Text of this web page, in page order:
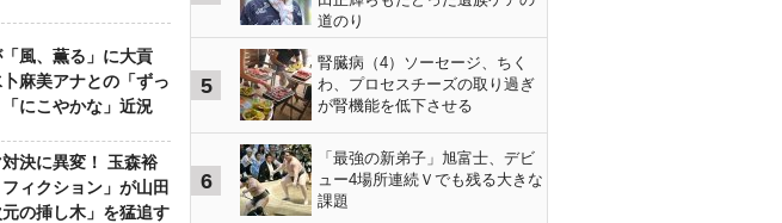
風、薫る」に大貢
麻美アナとの「ずっ
にこやかな」近況
対決に異変！ 玉森裕
ィクション」が山田
の挿し木」を猛追す
道のり
5
腎臓病（4）ソーセージ、ちく
わ、プロセスチーズの取り過ぎ
が腎機能を低下させる
6
「最強の新弟子」旭富士、デビ
ュー4場所連続Ｖでも残る大きな
課題